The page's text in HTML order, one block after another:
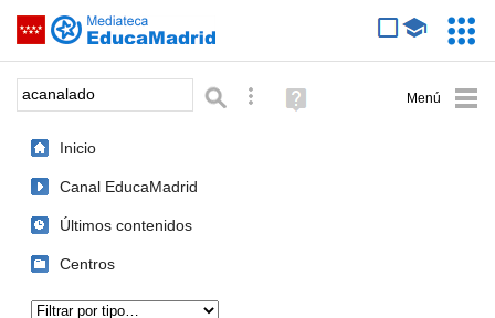
Saltar navegación
Palabra o frase: Búsqueda avanzada
Ayuda
(en
Inicio
Canal EducaMadrid
Últimos contenidos
Centros